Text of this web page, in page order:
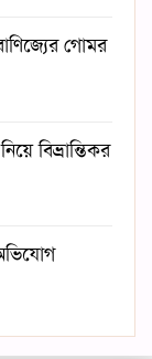
গোমর
বিভ্রান্তিকর
অভিযোগ